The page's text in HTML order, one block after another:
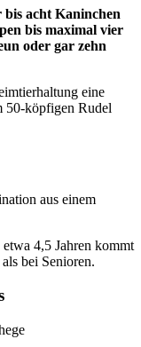
acht Kaninchen
bis maximal vier
oder gar zehn
eine
50-köpfigen Rudel
aus einem
4,5 Jahren kommt
bei Senioren.